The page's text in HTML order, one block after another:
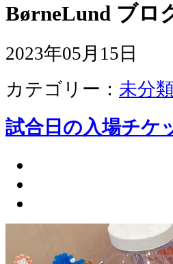
BørneLund ブロ
2023年05月15日
カテゴリー： 未分類
試合日の入場チケ